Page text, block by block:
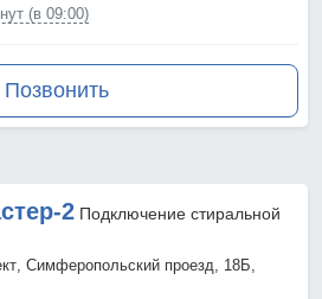
(в 09:00)
Позвонить
2 Подключение стиральной
, Симферопольский проезд, 18Б,